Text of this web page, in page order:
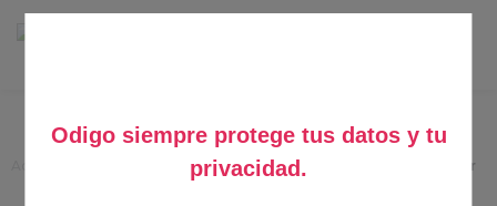
Odigo siempre protege tus datos y tu
privacidad.
Énergies : quand la relation client répond aux enjeux du secteur